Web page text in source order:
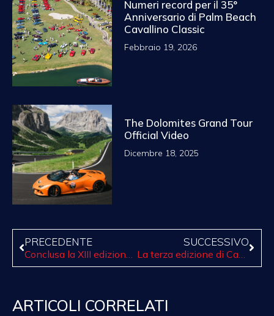
Numeri record per il 35°
Anniversario di Palm Beach
Cavallino Classic
Febbraio 19, 2026
The Dolomites Grand Tour
Official Video
Dicembre 18, 2025
PRECEDENTE
Conclusa la XIII edizione di Terre di Canossa
SUCCESSIVO
La terza edizione di Cavallino Classic Modena: 12-14 maggio, 2023
ARTICOLI CORRELATI